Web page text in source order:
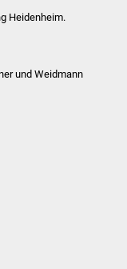
ich wo
Heidenheim.
und Weidmann